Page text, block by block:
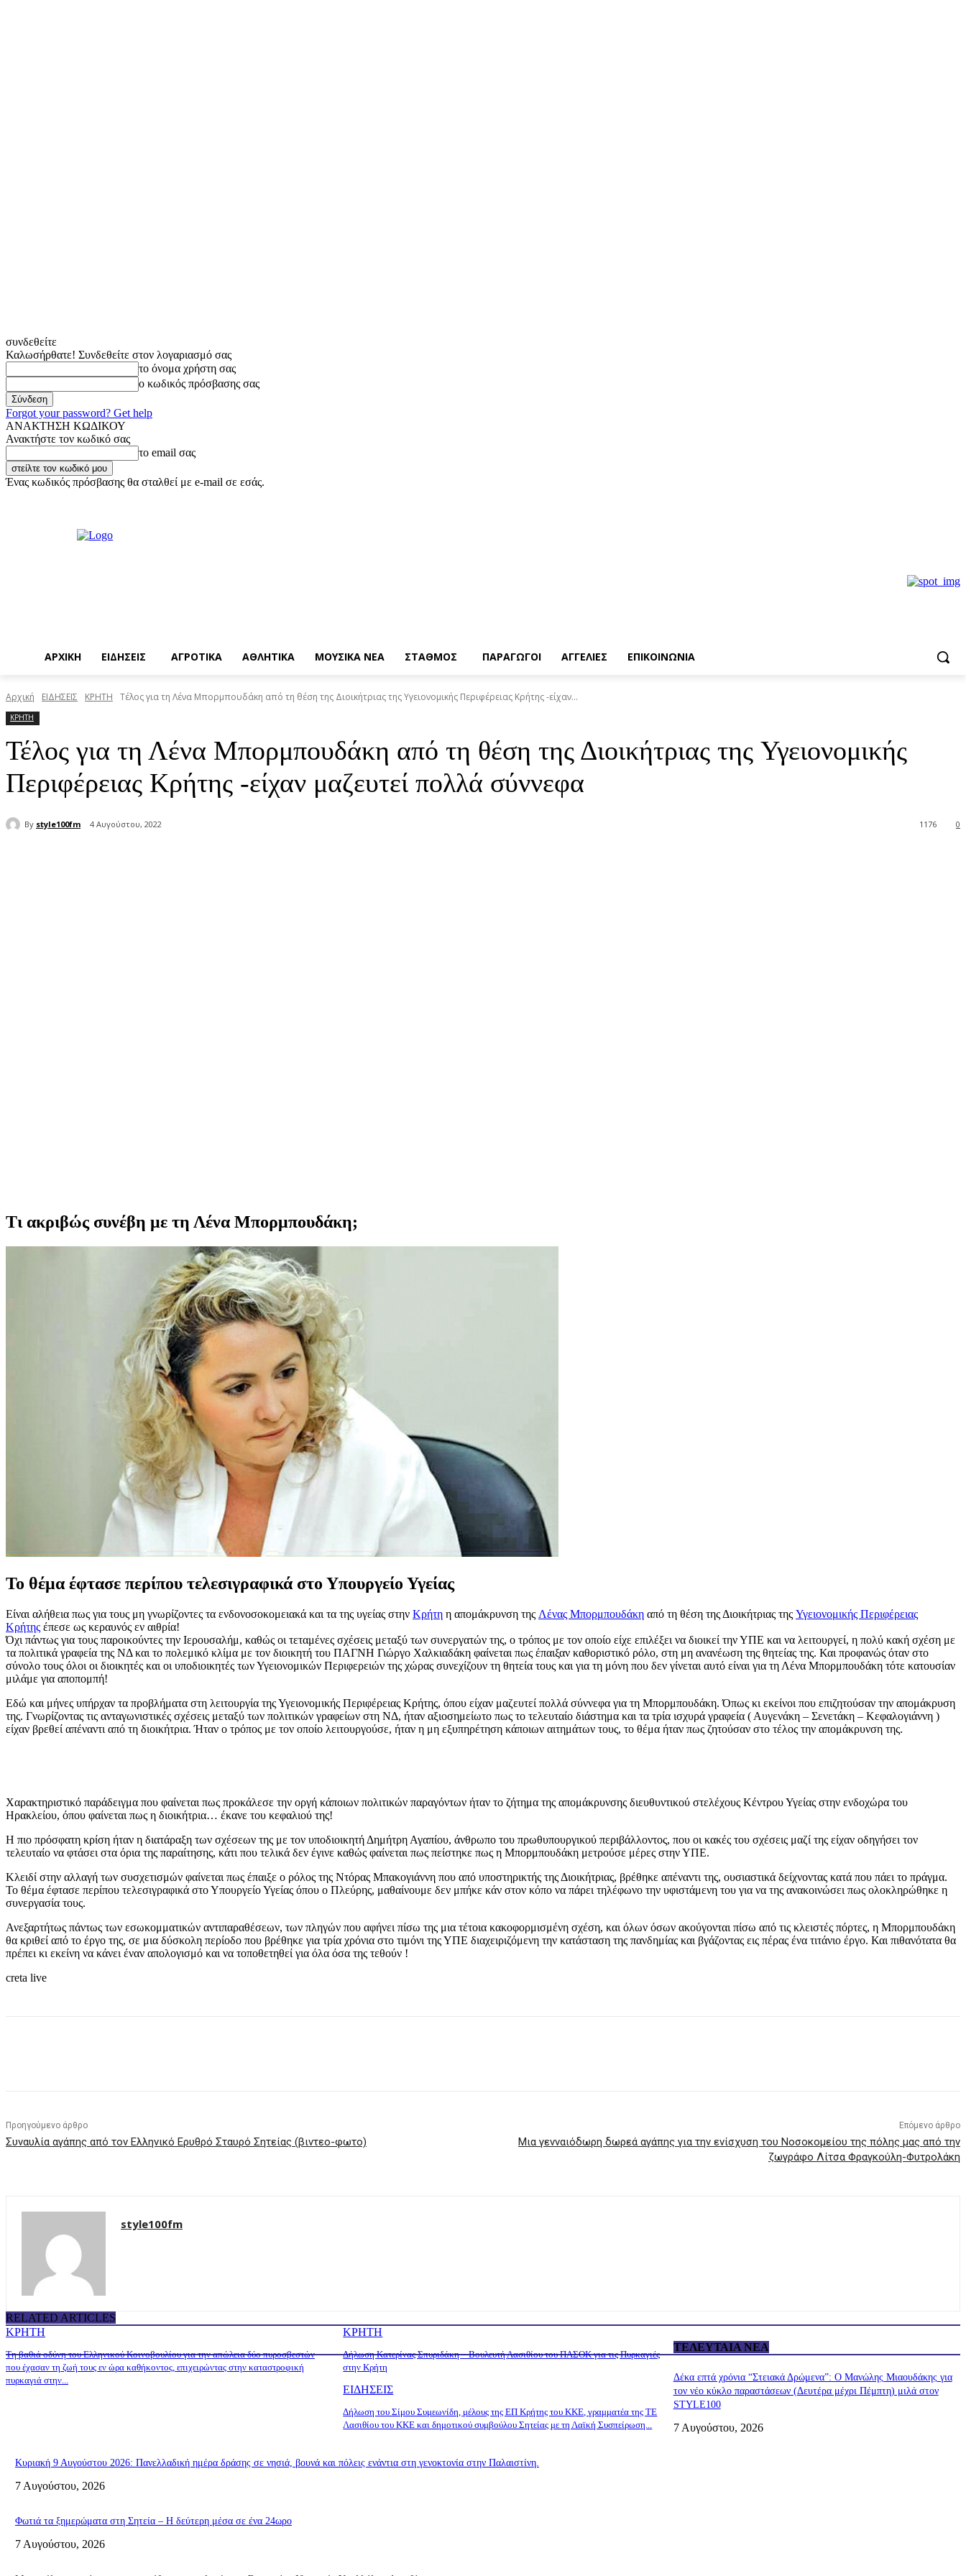
συνδεθείτε
Καλωσήρθατε! Συνδεθείτε στον λογαριασμό σας
το όνομα χρήστη σας
ο κωδικός πρόσβασης σας
Forgot your password? Get help
ΑΝΑΚΤΗΣΗ ΚΩΔΙΚΟΥ
Ανακτήστε τον κωδικό σας
το email σας
Ένας κωδικός πρόσβασης θα σταλθεί με e-mail σε εσάς.
ΑΡΧΙΚΗ ΕΙΔΗΣΕΙΣ ΑΓΡΟΤΙΚΑ ΑΘΛΗΤΙΚΑ ΜΟΥΣΙΚΑ ΝΕΑ ΣΤΑΘΜΟΣ ΠΑΡΑΓΩΓΟΙ ΑΓΓΕΛΙΕΣ ΕΠΙΚΟΙΝΩΝΙΑ
Αρχική ΕΙΔΗΣΕΙΣ ΚΡΗΤΗ Τέλος για τη Λένα Μπορμπουδάκη από τη θέση της Διοικήτριας της Υγειονομικής Περιφέρειας Κρήτης -είχαν...
ΚΡΗΤΗ
Τέλος για τη Λένα Μπορμπουδάκη από τη θέση της Διοικήτριας της Υγειονομικής
Περιφέρειας Κρήτης -είχαν μαζευτεί πολλά σύννεφα
By style100fm 4 Αυγούστου, 2022 0
1176
Τι ακριβώς συνέβη με τη Λένα Μπορμπουδάκη;
Το θέμα έφτασε περίπου τελεσιγραφικά στο Υπουργείο Υγείας
Είναι αλήθεια πως για τους μη γνωρίζοντες τα ενδονοσοκομειακά και τα της υγείας στην Κρήτη η απομάκρυνση της Λένας Μπορμπουδάκη από τη θέση της Διοικήτριας της Υγειονομικής Περιφέρειας
Κρήτης έπεσε ως κεραυνός εν αιθρία!
Όχι πάντως για τους παροικούντες την Ιερουσαλήμ, καθώς οι τεταμένες σχέσεις μεταξύ των συνεργατών της, ο τρόπος με τον οποίο είχε επιλέξει να διοικεί την ΥΠΕ και να λειτουργεί, η πολύ κακή σχέση με
τα πολιτικά γραφεία της ΝΔ και το πολεμικό κλίμα με τον διοικητή του ΠΑΓΝΗ Γιώργο Χαλκιαδάκη φαίνεται πως έπαιξαν καθοριστικό ρόλο, στη μη ανανέωση της θητείας της. Και προφανώς όταν στο
σύνολο τους όλοι οι διοικητές και οι υποδιοικητές των Υγειονομικών Περιφερειών της χώρας συνεχίζουν τη θητεία τους και για τη μόνη που δεν γίνεται αυτό είναι για τη Λένα Μπορμπουδάκη τότε κατουσίαν
μιλάμε για αποπομπή!
Εδώ και μήνες υπήρχαν τα προβλήματα στη λειτουργία της Υγειονομικής Περιφέρειας Κρήτης, όπου είχαν μαζευτεί πολλά σύννεφα για τη Μπορμπουδάκη. Όπως κι εκείνοι που επιζητούσαν την απομάκρυση
της. Γνωρίζοντας τις ανταγωνιστικές σχέσεις μεταξύ των πολιτικών γραφείων στη ΝΔ, ήταν αξιοσημείωτο πως το τελευταίο διάστημα και τα τρία ισχυρά γραφεία ( Αυγενάκη – Σενετάκη – Κεφαλογιάννη )
είχαν βρεθεί απέναντι από τη διοικήτρια. Ήταν ο τρόπος με τον οποίο λειτουργούσε, ήταν η μη εξυπηρέτηση κάποιων αιτημάτων τους, το θέμα ήταν πως ζητούσαν στο τέλος την απομάκρυνση της.
Χαρακτηριστικό παράδειγμα που φαίνεται πως προκάλεσε την οργή κάποιων πολιτικών παραγόντων ήταν το ζήτημα της απομάκρυνσης διευθυντικού στελέχους Κέντρου Υγείας στην ενδοχώρα του
Ηρακλείου, όπου φαίνεται πως η διοικήτρια… έκανε του κεφαλιού της!
Η πιο πρόσφατη κρίση ήταν η διατάραξη των σχέσεων της με τον υποδιοικητή Δημήτρη Αγαπίου, άνθρωπο του πρωθυπουργικού περιβάλλοντος, που οι κακές του σχέσεις μαζί της είχαν οδηγήσει τον
τελευταίο να φτάσει στα όρια της παραίτησης, κάτι που τελικά δεν έγινε καθώς φαίνεται πως πείστηκε πως η Μπορμπουδάκη μετρούσε μέρες στην ΥΠΕ.
Κλειδί στην αλλαγή των συσχετισμών φαίνεται πως έπαιξε ο ρόλος της Ντόρας Μπακογιάννη που από υποστηρικτής της Διοικήτριας, βρέθηκε απέναντι της, ουσιαστικά δείχνοντας κατά που πάει το πράγμα.
Το θέμα έφτασε περίπου τελεσιγραφικά στο Υπουργείο Υγείας όπου ο Πλεύρης, μαθαίνουμε δεν μπήκε κάν στον κόπο να πάρει τηλέφωνο την υφιστάμενη του για να της ανακοινώσει πως ολοκληρώθηκε η
συνεργασία τους.
Ανεξαρτήτως πάντως των εσωκομματικών αντιπαραθέσεων, των πληγών που αφήνει πίσω της μια τέτοια κακοφορμισμένη σχέση, και όλων όσων ακούγονται πίσω από τις κλειστές πόρτες, η Μπορμπουδάκη
θα κριθεί από το έργο της, σε μια δύσκολη περίοδο που βρέθηκε για τρία χρόνια στο τιμόνι της ΥΠΕ διαχειριζόμενη την κατάσταση της πανδημίας και βγάζοντας εις πέρας ένα τιτάνιο έργο. Και πιθανότατα θα
πρέπει κι εκείνη να κάνει έναν απολογισμό και να τοποθετηθεί για όλα όσα της τεθούν !
creta live
Προηγούμενο άρθρο
Συναυλία αγάπης από τον Ελληνικό Ερυθρό Σταυρό Σητείας (βιντεο-φωτο)
Επόμενο άρθρο
Mια γενναιόδωρη δωρεά αγάπης για την ενίσχυση του Νοσοκομείου της πόλης μας από την
ζωγράφο Λίτσα Φραγκούλη-Φυτρολάκη
style100fm
RELATED ARTICLES
ΚΡΗΤΗ
Τη βαθιά οδύνη του Ελληνικού Κοινοβουλίου για την απώλεια δύο πυροσβεστών
που έχασαν τη ζωή τους εν ώρα καθήκοντος, επιχειρώντας στην καταστροφική
πυρκαγιά στην...
ΚΡΗΤΗ
Δήλωση Κατερίνας Σπυριδάκη – Βουλευτή Λασιθίου του ΠΑΣΟΚ για τις Πυρκαγιές
στην Κρήτη
ΕΙΔΗΣΕΙΣ
Δήλωση του Σίμου Συμεωνίδη, μέλους της ΕΠ Κρήτης του ΚΚΕ, γραμματέα της ΤΕ
Λασιθίου του ΚΚΕ και δημοτικού συμβούλου Σητείας με τη Λαϊκή Συσπείρωση...
ΤΕΛΕΥΤΑΊΑ ΝΈΑ
Δέκα επτά χρόνια “Στειακά Δρώμενα”: Ο Μανώλης Μιαουδάκης για
τον νέο κύκλο παραστάσεων (Δευτέρα μέχρι Πέμπτη) μιλά στον
STYLE100
7 Αυγούστου, 2026
Κυριακή 9 Αυγούστου 2026: Πανελλαδική ημέρα δράσης σε νησιά, βουνά και πόλεις ενάντια στη γενοκτονία στην Παλαιστίνη.
7 Αυγούστου, 2026
Φωτιά τα ξημερώματα στη Σητεία – Η δεύτερη μέσα σε ένα 24ωρο
7 Αυγούστου, 2026